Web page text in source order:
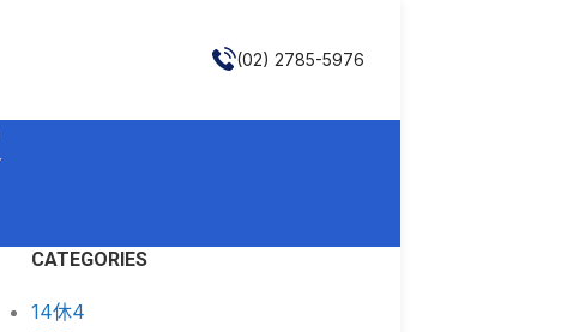
(02) 2785-5976
CATEGORIES
14休4